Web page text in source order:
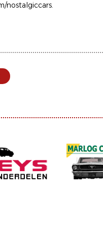
nostalgiccars.